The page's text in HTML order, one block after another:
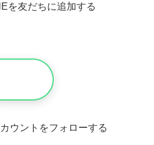
を友だちに追加する
ウントをフォローする